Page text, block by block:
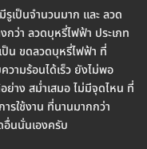
เป็นจำนวนมาก และ ลวด
ว่า ลวดบุหรี่ไฟฟ้า ประเภท
น ขดลวดบุหรี่ไฟฟ้า ที่
วามร้อนได้เร็ว ยังไม่พอ
าง สม่ำเสมอ ไม่มีจุดไหน ที่
รใช้งาน ที่นานมากกว่า
อื่นนั่นเองครับ